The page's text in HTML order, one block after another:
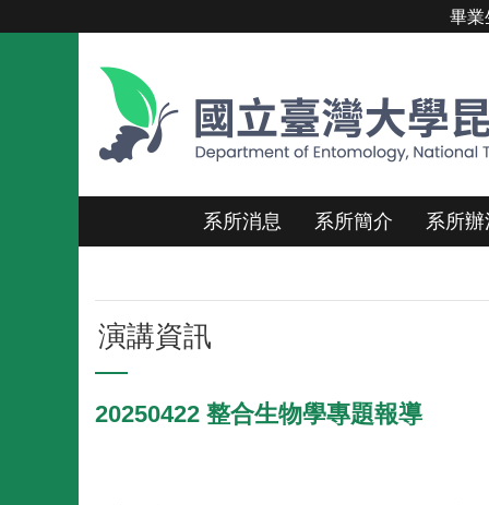
畢業
系所消息 系所簡介 系所辦
演講資訊
20250422 整合生物學專題報導